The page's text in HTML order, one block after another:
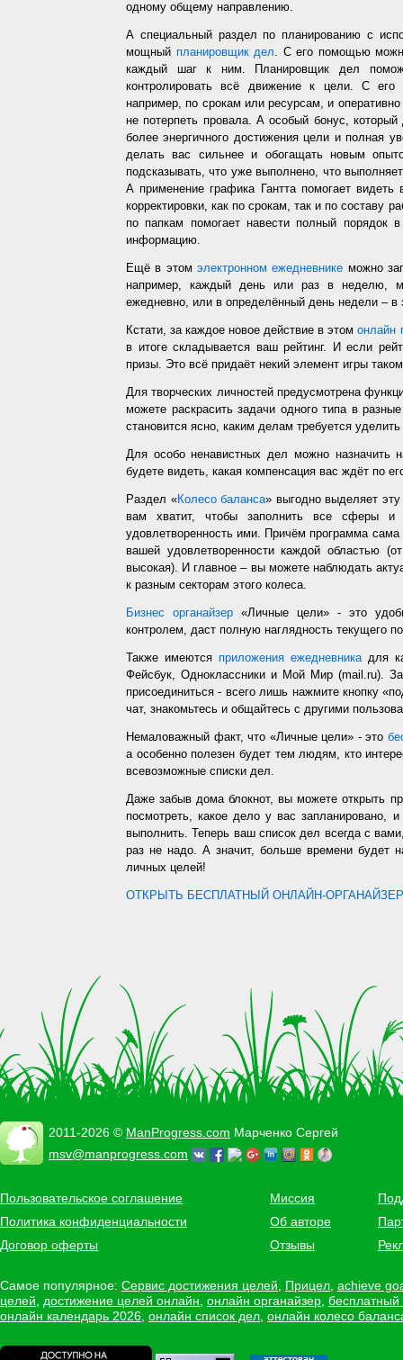
одному общему направлению.
А специальный раздел по планированию с
мощный планировщик дел. С его помощью
каждый шаг к ним. Планировщик дел
контролировать всё движение к цели. С
например, по срокам или ресурсам, и
не потерпеть провала. А особый бонус,
более энергичного достижения цели и полная
делать вас сильнее и обогащать новым
подсказывать, что уже выполнено, что
А применение графика Гантта помогает
корректировки, как по срокам, так и по составу
по папкам помогает навести полный порядок
информацию.
Ещё в этомэлектронном ежедневнике можно
например, каждый день или раз в неделю,
ежедневно, или в определённый день недели – в
Кстати, за каждое новое действие в этомонлайн
в итоге складывается ваш рейтинг. И если
призы. Это всё придаёт некий элемент игры
Для творческих личностей предусмотрена
можете раскрасить задачи одного типа в
становится ясно, каким делам требуется
Для особо ненавистных дел можно назначить
будете видеть, какая компенсация вас ждёт по
Раздел «Колесо баланса» выгодно выделяет
вам хватит, чтобы заполнить все сферы и
удовлетворенность ими. Причём программа
вашей удовлетворенности каждой областью
высокая). И главное – вы можете наблюдать
к разным секторам этого колеса.
Бизнес органайзер «Личные цели» - это
контролем, даст полную наглядность текущего
Также имеются приложения ежедневникадля
Фейсбук, Одноклассники и Мой Мир (mail.ru).
присоединиться - всего лишь нажмите кнопку
чат, знакомьтесь и общайтесь с другими
Немаловажный факт, что «Личные цели» - это
а особенно полезен будет тем людям, кто
всевозможные списки дел.
Даже забыв дома блокнот, вы можете открыть
посмотреть, какое дело у вас запланировано,
выполнить. Теперь ваш список дел всегда с
раз не надо. А значит, больше времени будет
личных целей!
ОТКРЫТЬ БЕСПЛАТНЫЙ ОНЛАЙН-
2011-2026 © ManProgress.com Марченко Сергей
msv@manprogress.com
Пользовательское соглашение
Политика конфиденциальности
Договор оферты
Миссия
Об авторе
Отзывы
Самое популярное: Сервис достижения целей Прицел achieve
целей
достижение целей онлайн онлайн органайзер
онлайн календарь 2026 онлайн список дел онлайн колесо